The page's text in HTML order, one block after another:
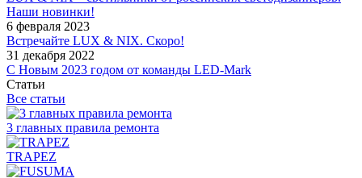
Наши новинки!
6 февраля 2023
Встречайте LUX & NIX. Скоро!
31 декабря 2022
С Новым 2023 годом от команды LED-Mark
Статьи
Все статьи
3 главных правила ремонта
TRAPEZ